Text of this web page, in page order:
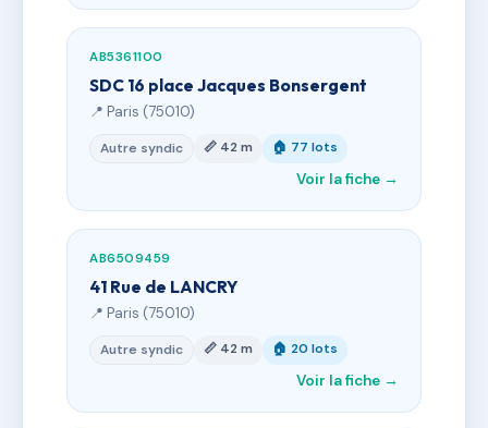
AB5361100
SDC 16 place Jacques Bonsergent
📍 Paris (75010)
Autre syndic 📏 42 m 🏠 77 lots
Voir la fiche →
AB6509459
41 Rue de LANCRY
📍 Paris (75010)
Autre syndic 📏 42 m 🏠 20 lots
Voir la fiche →